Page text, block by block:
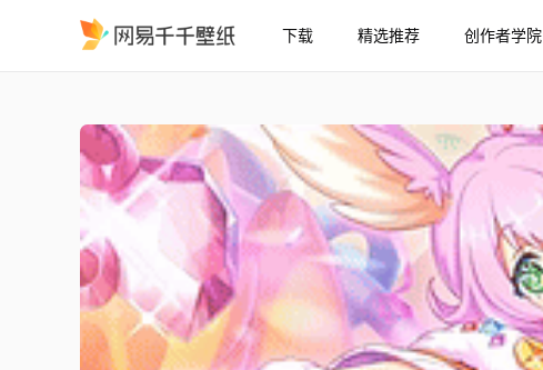
下载 精选推荐 创作者学院